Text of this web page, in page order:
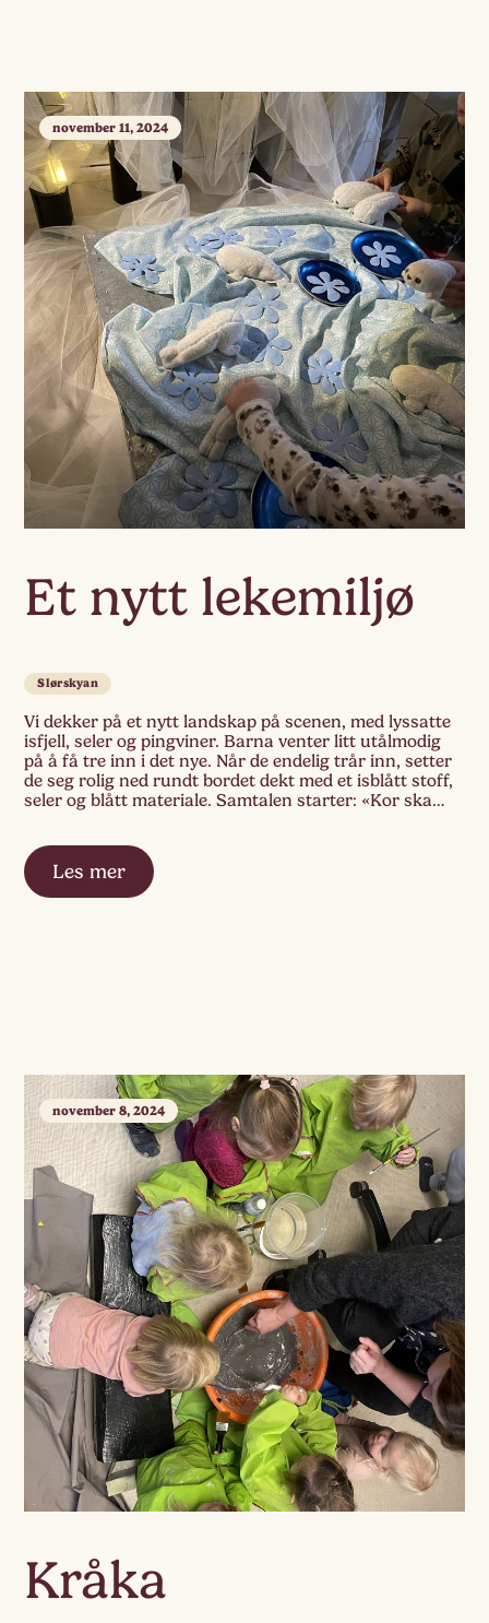
Et nytt lekemiljø
november 11, 2024
Slørskyan
Vi dekker på et nytt landskap på scenen, med lyssatte
isfjell, seler og pingviner. Barna venter litt utålmodig
på å få tre inn i det nye. Når de endelig trår inn, setter
de seg rolig ned rundt bordet dekt med et isblått stoff,
seler og blått materiale. Samtalen starter: «Kor ska
Les mer
Kråka
november 8, 2024